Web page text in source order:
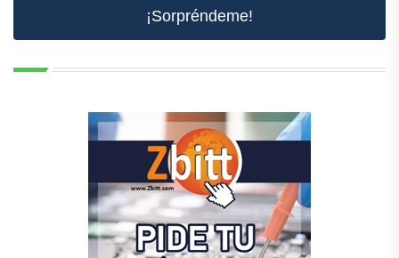
¡Sorpréndeme!